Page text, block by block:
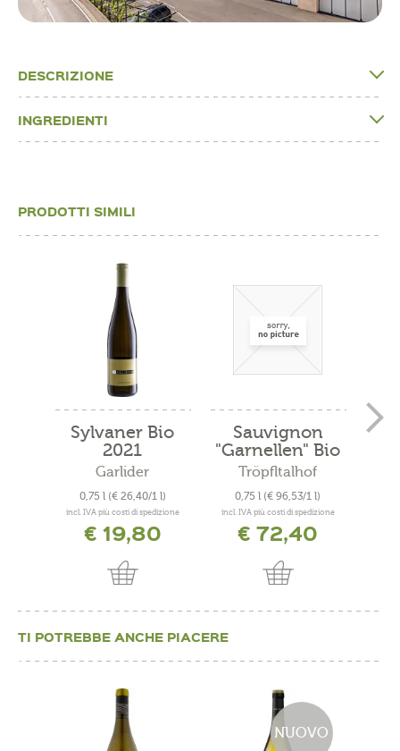
DESCRIZIONE
INGREDIENTI
PRODOTTI SIMILI
Sylvaner Bio
2021
Garlider
0,75 l (€ 26,40/1 l)
incl. IVA più costi di spedizione
€ 19,80
Sauvignon
"Garnellen" Bio
2019
Tröpfltalhof
0,75 l (€ 96,53/1 l)
incl. IVA più costi di spedizione
€ 72,40
TI POTREBBE ANCHE PIACERE
NUOVO